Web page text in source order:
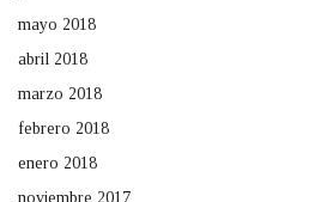
mayo 2018
abril 2018
marzo 2018
febrero 2018
enero 2018
noviembre 2017